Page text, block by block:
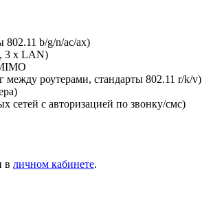
802.11 b/g/n/ac/ax)
3 x LAN)
роутерами, стандарты 802.11 r/k/v)
сетей с авторизацией по звонку/смс)
в личном кабинете.